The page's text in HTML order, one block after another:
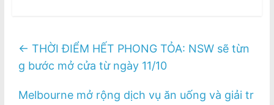
← THỜI ĐIỂM HẾT PHONG TỎA: NSW sẽ từn
g bước mở cửa từ ngày 11/10
Melbourne mở rộng dịch vụ ăn uống và giải tr